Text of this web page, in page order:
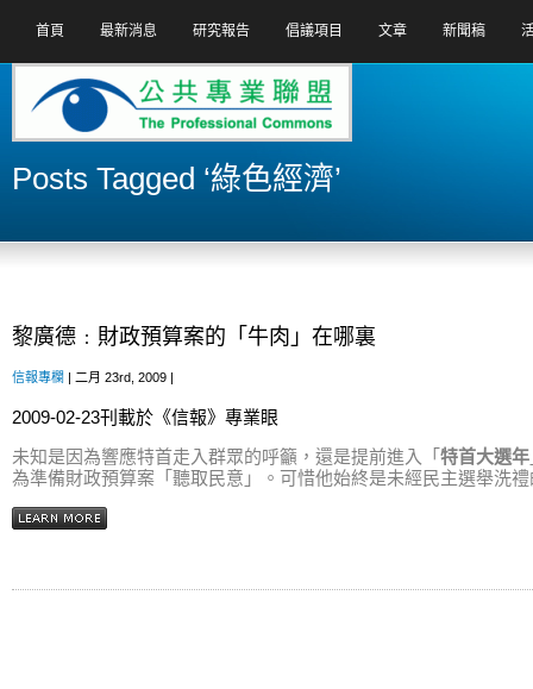
首頁 最新消息 研究報告 倡議項目 文章 新聞稿
Posts Tagged ‘綠色經濟’
黎廣德﹕財政預算案的「牛肉」在哪裏
信報專欄 | 二月 23rd, 2009 |
2009-02-23刊載於《信報》專業眼
未知是因為響應特首走入群眾的呼籲，還是提前進入「 特首大選年
為準備財政預算案「聽取民意」。可惜他始終是未經民主選舉洗